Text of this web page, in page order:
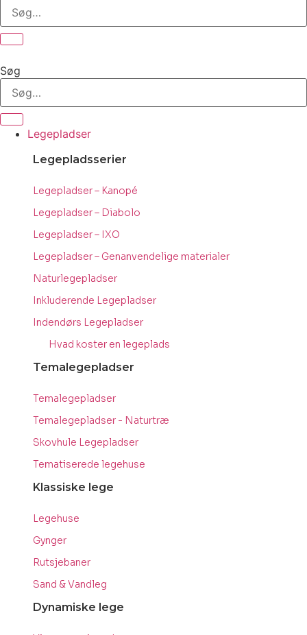
Søg
Legepladser
Legepladsserier
Legepladser – Kanopé
Legepladser – Diabolo
Legepladser – IXO
Legepladser – Genanvendelige materialer
Naturlegepladser
Inkluderende Legepladser
Indendørs Legepladser
Hvad koster en legeplads
Temalegepladser
Temalegepladser
Temalegepladser - Naturtræ
Skovhule Legepladser
Tematiserede legehuse
Klassiske lege
Legehuse
Gynger
Rutsjebaner
Sand & Vandleg
Dynamiske lege